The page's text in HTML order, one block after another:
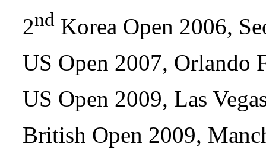
2nd Korea Open 2006,
US Open 2007, Orlando
US Open 2009, Las
British Open 2009,